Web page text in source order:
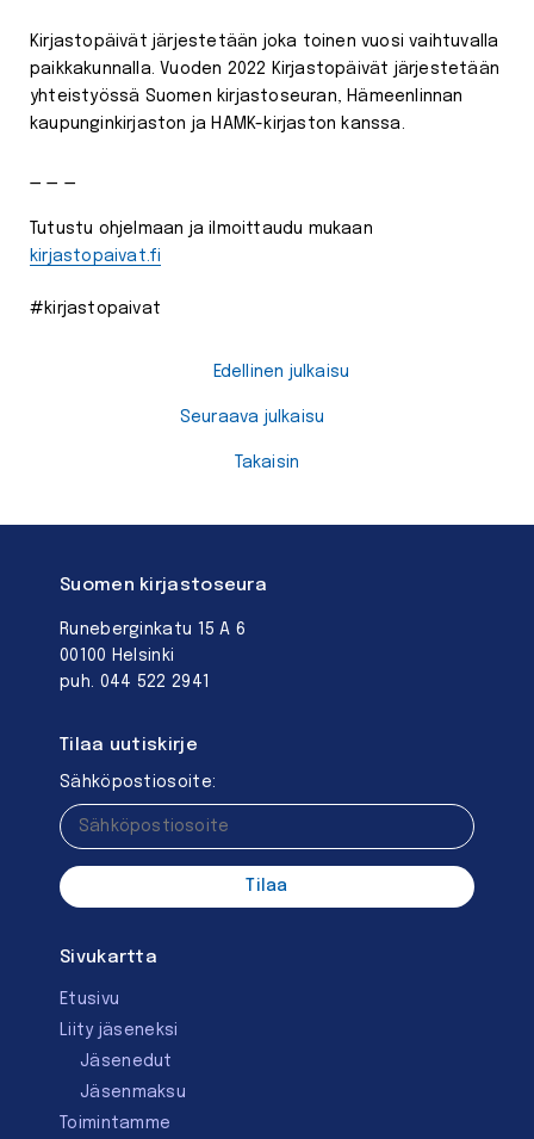
Kirjastopäivät järjestetään joka toinen vuosi vaihtuvalla
paikkakunnalla. Vuoden 2022 Kirjastopäivät järjestetään
yhteistyössä Suomen kirjastoseuran, Hämeenlinnan
kaupunginkirjaston ja HAMK-kirjaston kanssa.
Tutustu ohjelmaan ja ilmoittaudu mukaan
kirjastopaivat.fi
#kirjastopaivat
Edellinen julkaisu
Takaisin
Seuraava julkaisu
Suomen kirjastoseura
Runeberginkatu 15 A 6
00100 Helsinki
puh. 044 522 2941
Tilaa uutiskirje
Sähköpostiosoite:
Sivukartta
Etusivu
Liity jäseneksi
Jäsenedut
Jäsenmaksu
Toimintamme